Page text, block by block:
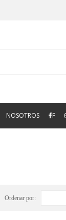
NOSOTROS F
Ordenar por: